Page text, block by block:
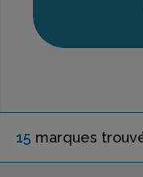
15 marques